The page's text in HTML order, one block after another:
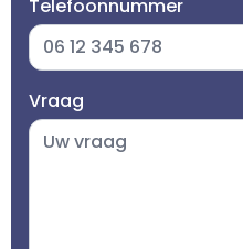
Telefoonnummer
Vraag